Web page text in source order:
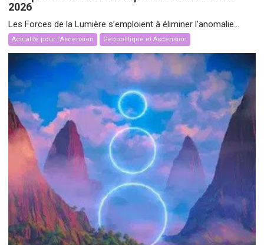
2026
Les Forces de la Lumière s’emploient à éliminer l’anomalie...
Actualité pour l'Ascension Géopolitique et Ascension